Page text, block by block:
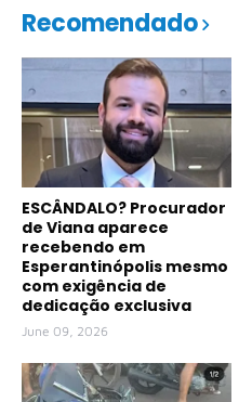
Recomendado
ESCÂNDALO? Procurador
de Viana aparece
recebendo em
Esperantinópolis mesmo
com exigência de
dedicação exclusiva
June 09, 2026